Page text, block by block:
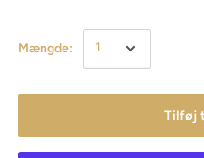
Mængde:
Tilføj